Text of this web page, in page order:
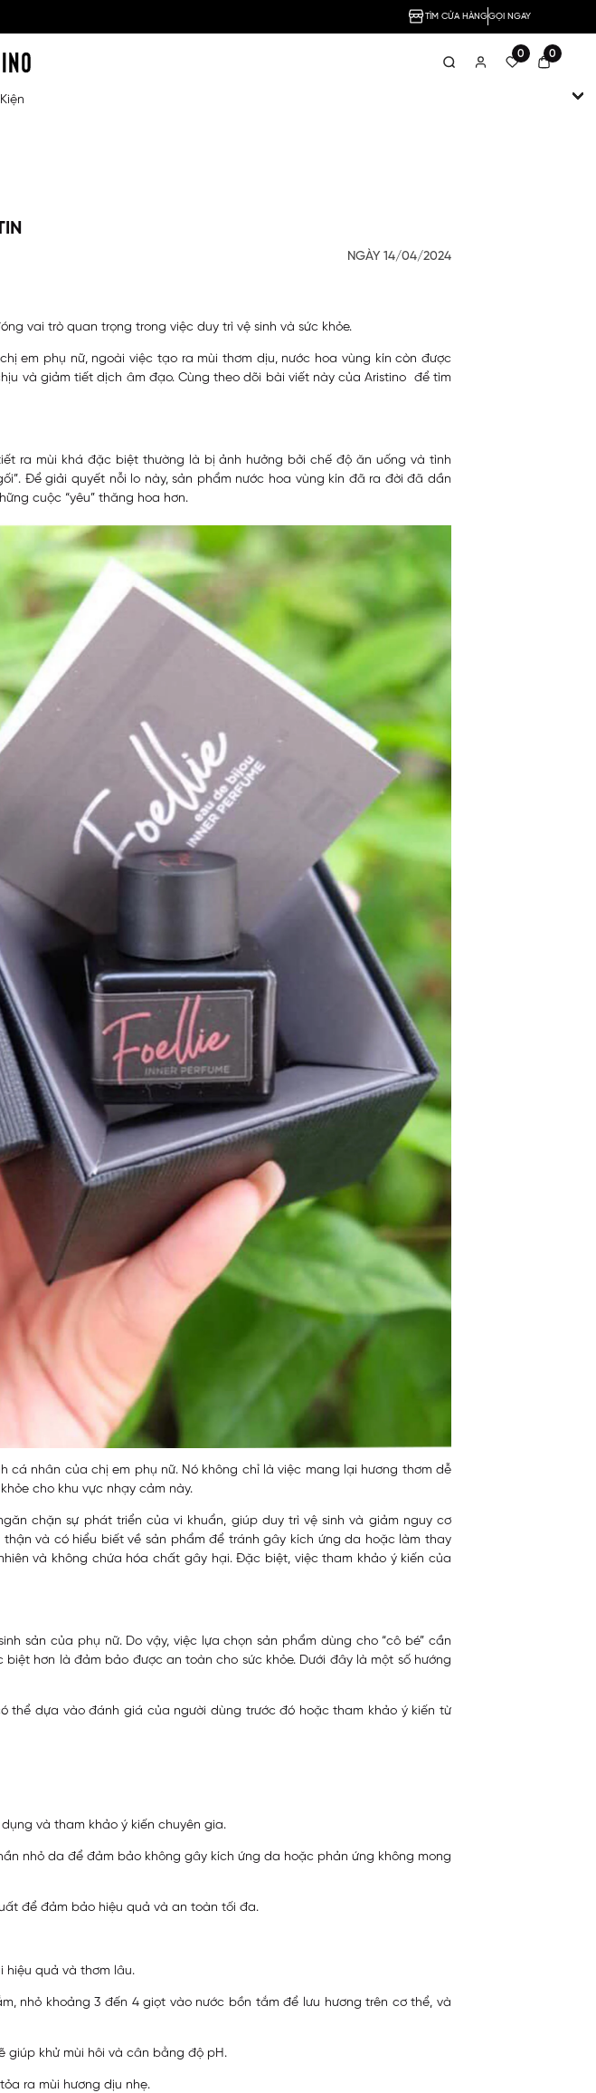
TÌM CỬA HÀNGGỌI NGAY
0 0
NGÀY 14/04/2024
vai trò quan trọng trong việc duy trì vệ sinh và sức khỏe.
em phụ nữ, ngoài việc tạo ra mùi thơm dịu, nước hoa vùng kín còn được
và giảm tiết dịch âm đạo. Cùng theo dõi bài viết này của Aristino để tìm
ra mùi khá đặc biệt thường là bị ảnh hưởng bởi chế độ ăn uống và tình
Để giải quyết nỗi lo này, sản phẩm nước hoa vùng kín đã ra đời đã dần
cuộc “yêu” thăng hoa hơn.
cá nhân của chị em phụ nữ. Nó không chỉ là việc mang lại hương thơm dễ
cho khu vực nhạy cảm này.
chặn sự phát triển của vi khuẩn, giúp duy trì vệ sinh và giảm nguy cơ
và có hiểu biết về sản phẩm để tránh gây kích ứng da hoặc làm thay
và không chứa hóa chất gây hại. Đặc biệt, việc tham khảo ý kiến của
sản của phụ nữ. Do vậy, việc lựa chọn sản phẩm dùng cho “cô bé” cần
hơn là đảm bảo được an toàn cho sức khỏe. Dưới đây là một số hướng
thể dựa vào đánh giá của người dùng trước đó hoặc tham khảo ý kiến từ
và tham khảo ý kiến chuyên gia.
nhỏ da để đảm bảo không gây kích ứng da hoặc phản ứng không mong
để đảm bảo hiệu quả và an toàn tối đa.
hiệu quả và thơm lâu.
nhỏ khoảng 3 đến 4 giọt vào nước bồn tắm để lưu hương trên cơ thể, và
giúp khử mùi hôi và cân bằng độ pH.
ra mùi hương dịu nhẹ.